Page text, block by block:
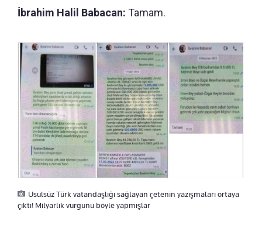
İbrahim Halil Babacan: Tamam.
Usulsüz Türk vatandaşlığı sağlayan çetenin yazışmaları ortaya
çıktı! Milyarlık vurgunu böyle yapmışlar